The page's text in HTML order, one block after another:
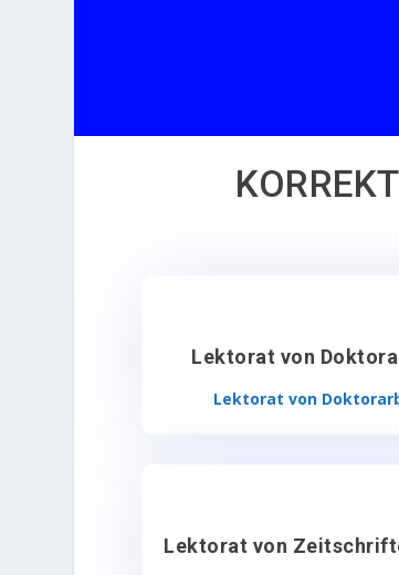
Lektorat von
Lektorat von
Lektorat von